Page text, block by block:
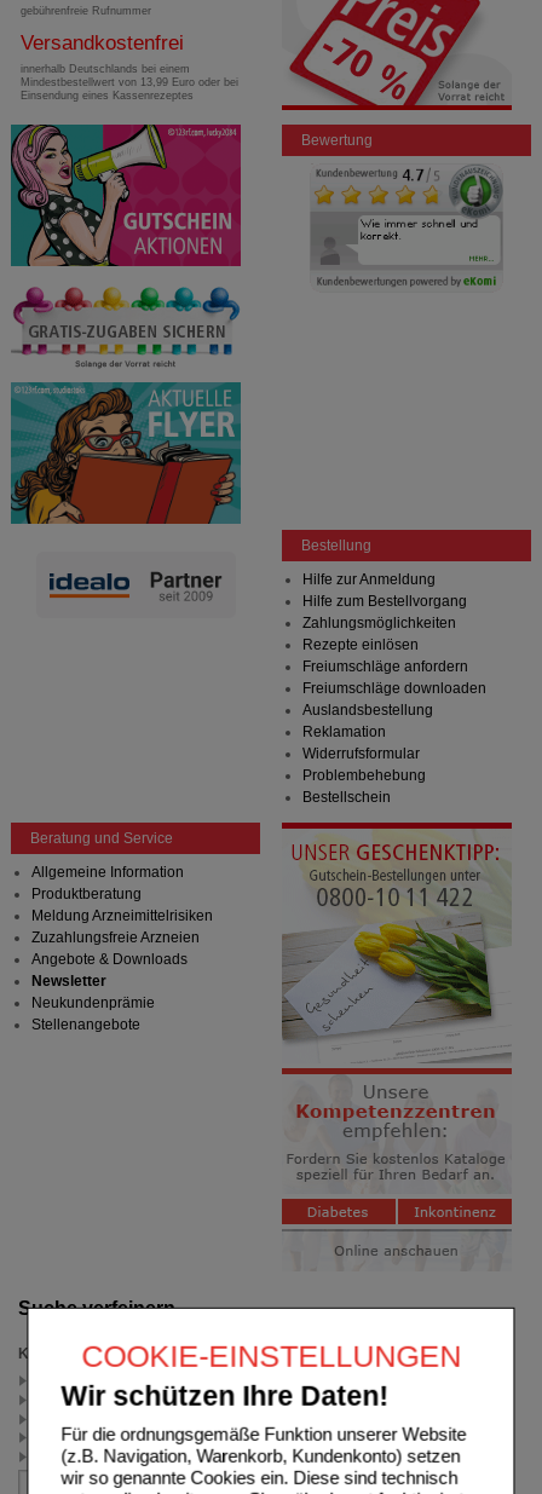
COOKIE-EINSTELLUNGEN
Wir schützen Ihre Daten!
Für die ordnungsgemäße Funktion unserer Website
(z.B. Navigation, Warenkorb, Kundenkonto) setzen
wir so genannte Cookies ein. Diese sind technisch
Suche verfeinern
Kategorien
Erkältung (3)
für den Notfall (2)
Einreibungen & Inhalation (2)
gebührenfreie Rufnummer
Versandkostenfrei
innerhalb Deutschlands bei einem
Mindestbestellwert von 13,99 Euro oder bei
Einsendung eines Kassenrezeptes
Bewertung
Bestellung
Hilfe zur Anmeldung
Hilfe zum Bestellvorgang
Zahlungsmöglichkeiten
Rezepte einlösen
Freiumschläge anfordern
Freiumschläge downloaden
Auslandsbestellung
Reklamation
Widerrufsformular
Problembehebung
Bestellschein
Beratung und Service
Allgemeine Information
Produktberatung
Meldung Arzneimittelrisiken
Zuzahlungsfreie Arzneien
Angebote & Downloads
Newsletter
Neukundenprämie
Stellenangebote